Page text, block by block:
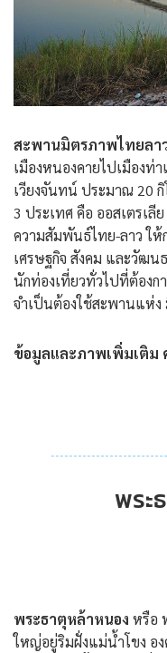
สะพานมิตรภาพไทยลา
เมืองหนองคายไปเมืองท่
เวียงจันทน์ ประมาณ 20
3 ประเทศ คือ ออสเตรเ
ความสัมพันธ์ไทย-ลาว ใ
เศรษฐกิจ สังคม และวัฒน
นักท่องเที่ยวทั่วไปที่ต้องก
จำเป็นต้องใช้สะพานแห่ง
ข้อมูลและภาพเพิ่มเติม
พระ
พระธาตุหล้าหนอง หรือ
ใหญ่อยู่ริมฝั่งแม่น้ำโขง อ